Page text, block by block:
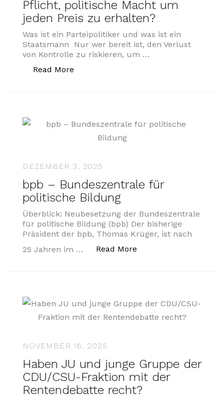
Pflicht, politische Macht um
jeden Preis zu erhalten?
Was ist ein Parteipolitiker und was ist ein
Staatsmann Nur wer bereit ist, den Verlust
von Kontrolle zu riskieren, um …
Read More
DEZEMBER 3, 2025
bpb – Bundeszentrale für
politische Bildung
Überblick: Neubesetzung der Bundeszentrale
für politische Bildung (bpb) Der bisherige
Präsident der bpb, Thomas Krüger, ist nach
25 Jahren im …
Read More
NOVEMBER 16, 2025
Haben JU und junge Gruppe der
CDU/CSU-Fraktion mit der
Rentendebatte recht?